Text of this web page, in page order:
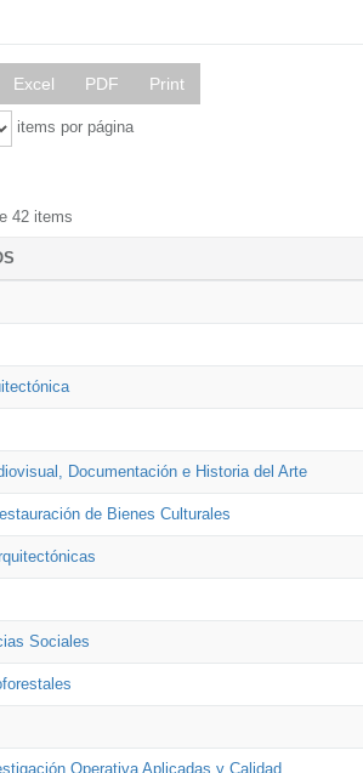
Excel PDF Print
items por página
42 items
Documentación e Historia del Arte
de Bienes Culturales
Sociales
Operativa Aplicadas y Calidad